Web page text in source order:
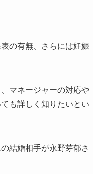
の有無、さらには妊娠
マネージャーの対応や
も詳しく知りたいとい
結婚相手が永野芽郁さ